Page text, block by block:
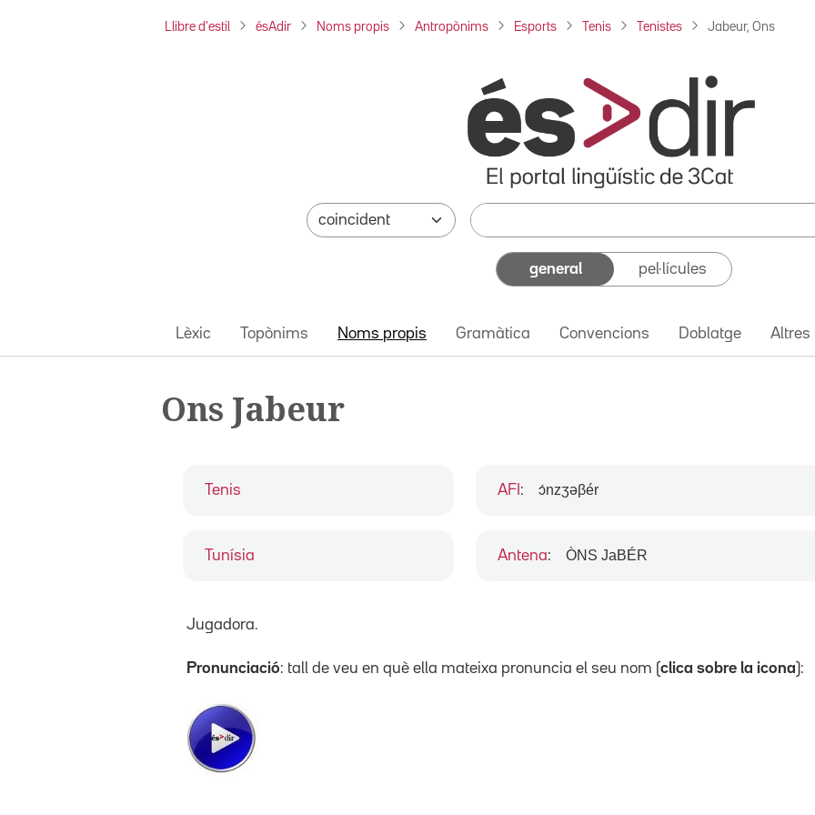
Llibre d'estil ésAdir Noms propis Antropònims Esports Tenis Tenistes Jabeur, Ons
general pel·lícules
Lèxic Topònims Noms propis Gramàtica Convencions Doblatge Altres
Ons Jabeur
Tenis
Tunísia
AFI : ɔ́nzʒəβér
Antena: ÒNS JaBÉR
Jugadora.
Pronunciació: tall de veu en què ella mateixa pronuncia el seu nom (clica sobre la icona):